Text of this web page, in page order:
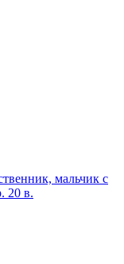
мальчик с
20 в.